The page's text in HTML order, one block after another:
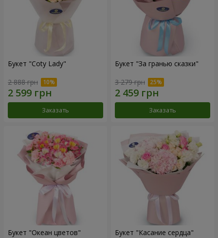
Букет "Coty Lady"
2 888 грн
Заказать
Букет "За гранью сказки"
3 279 грн
Заказать
Букет "Океан цветов" Букет "Касание сердца"